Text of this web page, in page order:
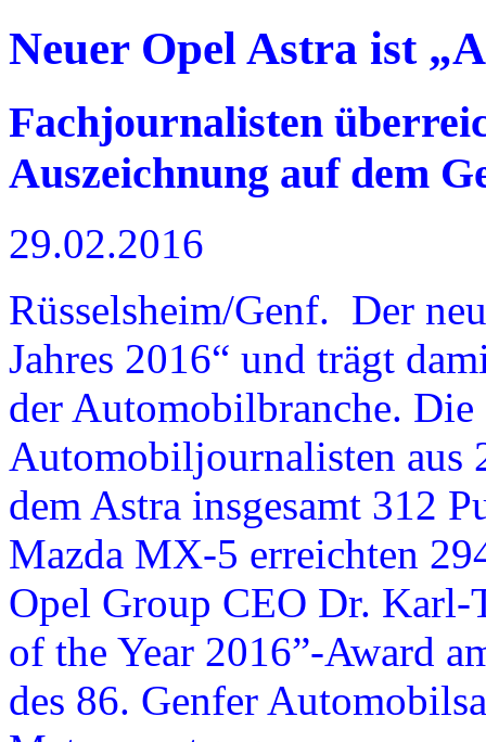
Neuer Opel Astra ist
Fachjournalisten
Auszeichnung auf dem
29.02.2016
Rüsselsheim/Genf. Der
Jahres 2016“ und trägt
der Automobilbranche.
Automobiljournalisten aus
dem Astra insgesamt 312
Mazda MX-5 erreichten
Opel Group CEO Dr. Karl-
of the Year 2016”-Award
des 86. Genfer